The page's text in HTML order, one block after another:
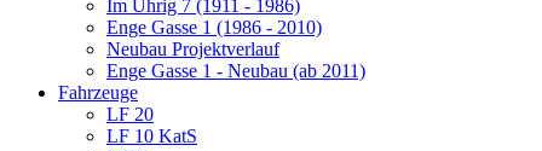
Im Uhrig 7 (1911 - 1986)
Enge Gasse 1 (1986 - 2010)
Neubau Projektverlauf
Enge Gasse 1 - Neubau (ab 2011)
Fahrzeuge
LF 20
LF 10 KatS